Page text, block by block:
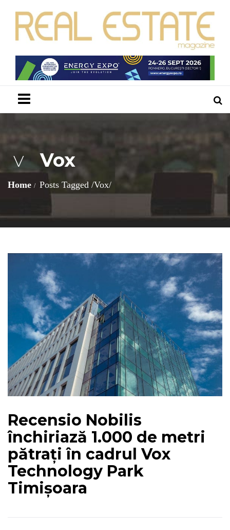
V Vox
Home Posts Tagged /Vox/
Recensio Nobilis
închiriază 1.000 de metri
pătrați în cadrul Vox
Technology Park
Timișoara